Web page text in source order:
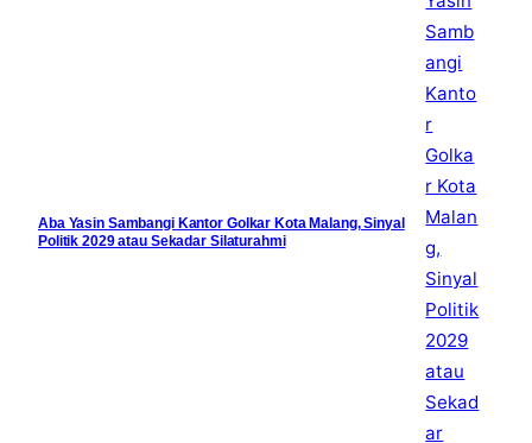
Aba Yasin Sambangi Kantor Golkar Kota Malang, Sinyal
Politik 2029 atau Sekadar Silaturahmi